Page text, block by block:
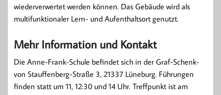
wiederverwertet werden können. Das Gebäude wird als
multifunktionaler Lern- und Aufenthaltsort genutzt.
Mehr Information und Kontakt
Die Anne-Frank-Schule befindet sich in der Graf-Schenk-
von Stauffenberg-Straße 3, 21337 Lüneburg. Führungen
finden statt um 11, 12:30 und 14 Uhr. Treffpunkt ist am